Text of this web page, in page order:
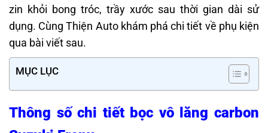
zin khỏi bong tróc, trầy xước sau thời gian dài sử
dụng. Cùng Thiện Auto khám phá chi tiết về phụ kiện
qua bài viết sau.
MỤC LỤC
Thông số chi tiết bọc vô lăng carbon